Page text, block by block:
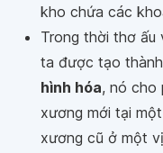
kho chứa các
Trong thời thơ ấu
ta được tạo
hình hóa, nó cho
xương mới tại
xương cũ ở một